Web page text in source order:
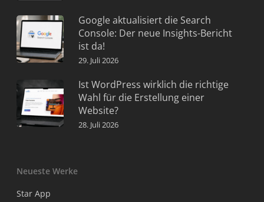
Google aktualisiert die Search
Console: Der neue Insights-Bericht
ist da!
29. Juli 2026
Ist WordPress wirklich die richtige
Wahl für die Erstellung einer
Website?
28. Juli 2026
Neueste Werke
Star App